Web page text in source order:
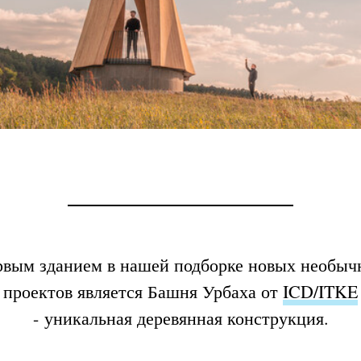
зданием в нашей подборке новых
проектов является Башня Урбаха от ICD/ITKE
- уникальная деревянная конструкция.